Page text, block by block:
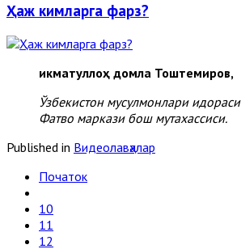
Ҳаж кимларга фарз?
Ҳикматуллоҳ домла Тоштемиров,
Ўзбекистон мусулмонлари идораси
Фатво маркази бош мутахассиси.
Published in Видеолавҳалар
Початок
10
11
12